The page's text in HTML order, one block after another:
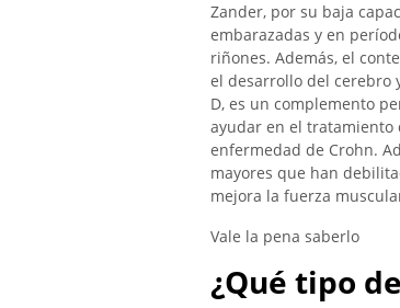
Zander, por su baja
embarazadas y en
riñones. Además, el
el desarrollo del cerebro
D, es un complemento
ayudar en el tratamiento
enfermedad de Crohn.
mayores que han
mejora la fuerza
Vale la pena saberlo
¿Qué tipo